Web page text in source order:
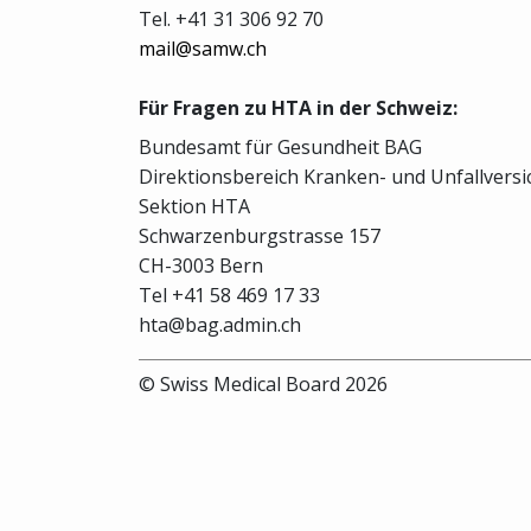
Tel. +41 31 306 92 70
mail@samw.ch
Für Fragen zu HTA in der Schweiz:
Bundesamt für Gesundheit BAG
Direktionsbereich Kranken- und
Sektion HTA
Schwarzenburgstrasse 157
CH-3003 Bern
Tel +41 58 469 17 33
hta@bag.admin.ch
© Swiss Medical Board 2026